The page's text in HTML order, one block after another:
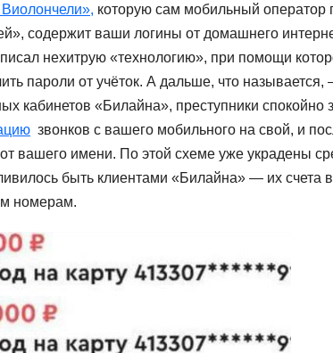
которую сам мобильный оператор
содержит ваши логины от домашнего
нехитрую «технологию», при помощи
пароли от учёток. А дальше, что
кабинетов «Билайна», преступники
звонков с вашего мобильного на свой, и
вашего имени. По этой схеме уже украдены
быть клиентами «Билайна» — их счета
номерам.